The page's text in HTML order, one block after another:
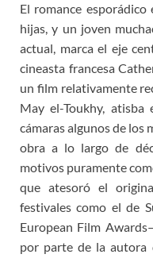
b
o
o
k
t
e
r
o
d
o
n
L
i
n
k
a
m
e
El romance esporádico
hijas, y un joven
actual, marca el eje
cineasta francesa
un film relativamente
May el-Toukhy,
cámaras algunos de los
obra a lo largo de
motivos puramente
que atesoró el
festivales como el de
European Film
por parte de la autora